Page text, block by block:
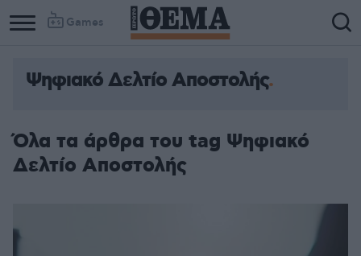
Games
Ψηφιακό Δελτίο Αποστολής
Όλα τα άρθρα του tag Ψηφιακό
Δελτίο Αποστολής